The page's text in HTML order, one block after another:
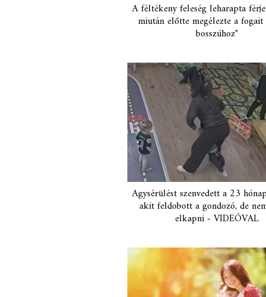
A féltékeny feleség leharapta
miután előtte megélezte a fogait
bosszúhoz"
Agysérülést szenvedett a 23
akit feldobott a gondozó, de
elkapni - VIDEÓVAL